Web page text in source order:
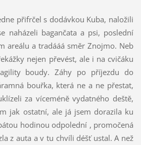
přifrčel s dodávkou Kuba, naložili
naházeli bagančata a psi, poslední
areálu a tradááá směr Znojmo. Neb
nejen převést, ale i na cvičáku
boudy. Záhy po příjezdu do
bouřka, která ne a ne přestat,
za víceméně vydatného deště,
jak ostatní, ale já jsem dorazila ku
hodinou odpolední , promočená
z auta a v tu chvíli déšť ustal. A než